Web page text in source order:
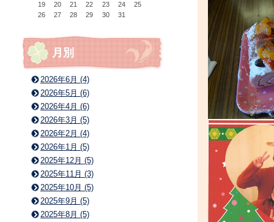
19
20 21 22 23 24
25
26
27 28 29 30 31
月別
2026年6月 (4)
2026年5月 (6)
2026年4月 (6)
2026年3月 (5)
2026年2月 (4)
2026年1月 (5)
2025年12月 (5)
2025年11月 (3)
2025年10月 (5)
2025年9月 (5)
2025年8月 (5)